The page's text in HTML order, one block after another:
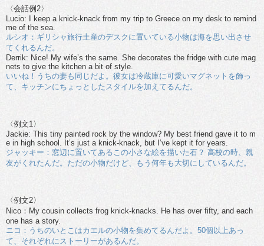
〈会話例2〉
Lucio: I keep a knick-knack from my trip to Greece on my desk to remind
me of the sea.
ルシオ：ギリシャ旅行土産のデスクに置いている小物は海を思い出させ
てくれるんだ。
Derrik: Nice! My wife’s the same. She decorates the fridge with cute mag
nets to give the kitchen a bit of style.
いいね！うちの妻も同じだよ。彼女は冷蔵庫に可愛いマグネットを飾っ
て、キッチンにちょっとしたスタイルを加えてるんだ。
〈例文1〉
Jackie: This tiny painted rock by the window? My best friend gave it to m
e in high school. It’s just a knick-knack, but I’ve kept it for years.
ジャッキー：窓辺に置いてあるこの小さな絵を描いた石？ 高校の時、親
友がくれたんだ。ただの小物だけど、もう何年も大切にしているんだ。
〈例文2〉
Nico：My cousin collects frog knick-knacks. He has over fifty, and each
one has a story.
ニコ：うちのいとこはカエルの小物を集めてるんだよ。50個以上あっ
て、それぞれにストーリーがあるんだ。